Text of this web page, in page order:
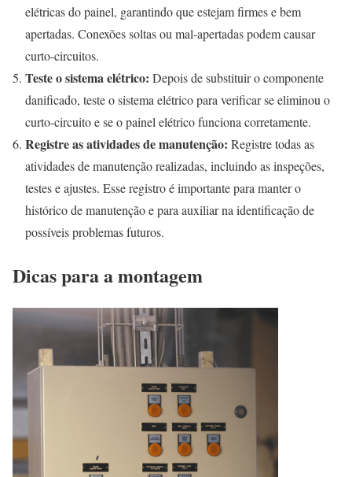
elétricas do painel, garantindo que estejam firmes e bem
apertadas. Conexões soltas ou mal-apertadas podem causar
curto-circuitos.
Teste o sistema elétrico: Depois de substituir o componente
danificado, teste o sistema elétrico para verificar se eliminou o
curto-circuito e se o painel elétrico funciona corretamente.
Registre as atividades de manutenção: Registre todas as
atividades de manutenção realizadas, incluindo as inspeções,
testes e ajustes. Esse registro é importante para manter o
histórico de manutenção e para auxiliar na identificação de
possíveis problemas futuros.
Dicas para a montagem